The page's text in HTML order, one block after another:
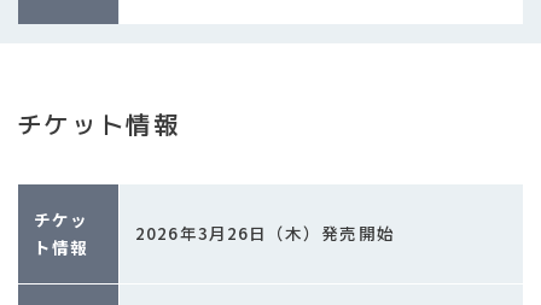
チケット情報
チケッ
ト情報
2026年3月26日（木）発売開始